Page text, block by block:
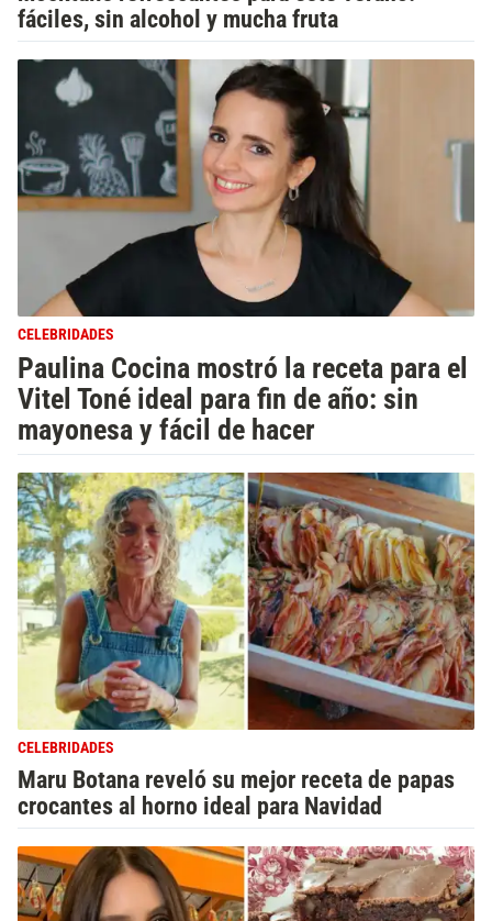
fáciles, sin alcohol y mucha fruta
CELEBRIDADES
Paulina Cocina mostró la receta para el
Vitel Toné ideal para fin de año: sin
mayonesa y fácil de hacer
CELEBRIDADES
Maru Botana reveló su mejor receta de papas
crocantes al horno ideal para Navidad